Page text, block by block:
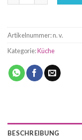
Artikelnummer:n. v.
Kategorie:Küche
BESCHREIBUNG